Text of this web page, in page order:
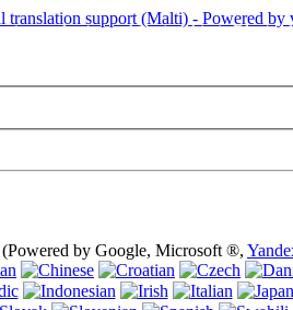
qed tuża cookies (cookies). Bl-użu
by Google, Microsoft ®,